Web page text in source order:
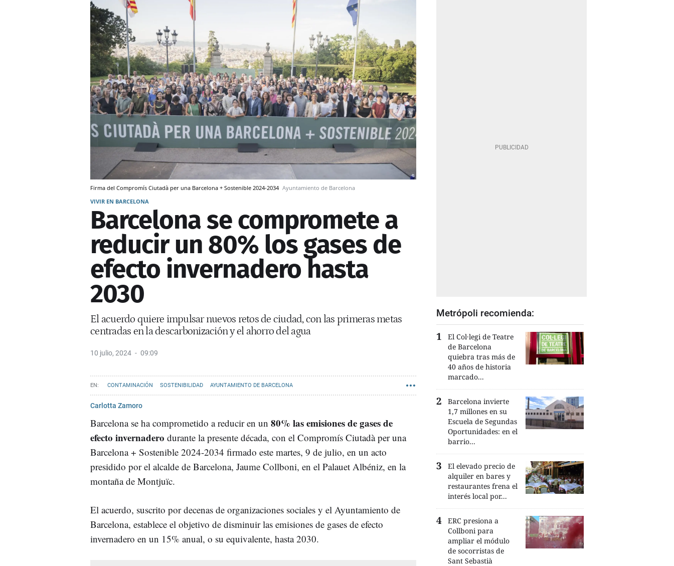
Firma del Compromís Ciutadà per una Barcelona + Sostenible 2024-2034 Ayuntamiento de Barcelona
VIVIR EN BARCELONA
Barcelona se compromete a
reducir un 80% los gases de
efecto invernadero hasta
2030
El acuerdo quiere impulsar nuevos retos de ciudad, con las primeras metas
centradas en la descarbonización y el ahorro del agua
10 julio, 2024 09:09
CONTAMINACIÓN SOSTENIBILIDAD AYUNTAMIENTO DE BARCELONA
Carlotta Zamoro
Barcelona se ha comprometido a reducir en un 80% las emisiones de gases de
efecto invernadero durante la presente década, con el Compromís Ciutadà per una
Barcelona + Sostenible 2024-2034 firmado este martes, 9 de julio, en un acto
presidido por el alcalde de Barcelona, Jaume Collboni, en el Palauet Albéniz, en la
montaña de Montjuïc.
El acuerdo, suscrito por decenas de organizaciones sociales y el Ayuntamiento de
Barcelona, establece el objetivo de disminuir las emisiones de gases de efecto
invernadero en un 15% anual, o su equivalente, hasta 2030.
Metrópoli recomienda:
El Col·legi de Teatre
de Barcelona
quiebra tras más de
40 años de historia
marcado...
Barcelona invierte
1,7 millones en su
Escuela de Segundas
Oportunidades: en el
barrio...
El elevado precio de
alquiler en bares y
restaurantes frena el
interés local por...
ERC presiona a
Collboni para
ampliar el módulo
de socorristas de
Sant Sebastià